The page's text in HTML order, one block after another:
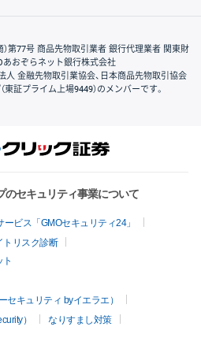
第77号 商品先物取引業者 銀行代理業者 関東財
あおぞらネット銀行株式会社
人 金融先物取引業協会、日本商品先物取引協会
証プライム上場9449）のメンバーです。
のセキュリティ事業について
ビス「GMOセキュリティ24」
トリスク診断
セキュリティ byイエラエ）
）
なりすまし対策